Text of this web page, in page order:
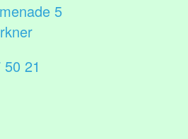
5
21